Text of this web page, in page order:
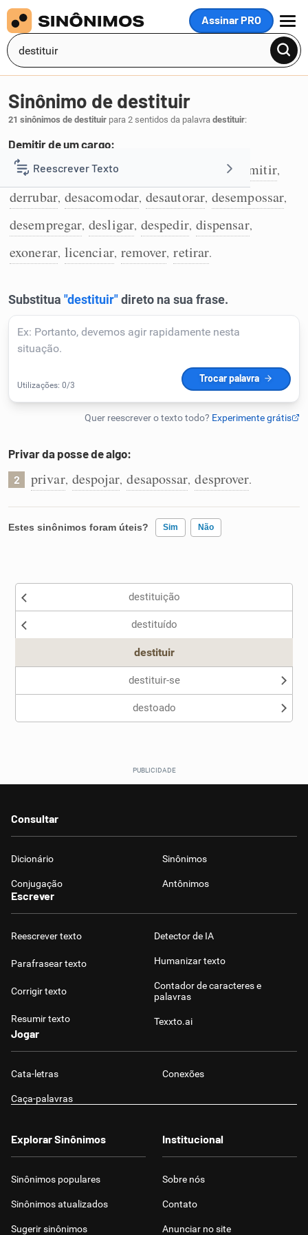
Assinar PRO
MENU
Reescrever Texto
Resumir Texto
Corrigir Texto
Humanizador de IA
Cata-letras
Caça-palavras
Sinônimo de destituir
21 sinônimos de destituir para 2 sentidos da palavra destituir:
Demitir de um cargo:
1 degradar,afastar prescindir, demitir,
derrubar, desacomodar, desautorar, desempossar,
desempregar, desligar, despedir, dispensar,
exonerar, licenciar, remover, retirar.
Privar da posse de algo:
2 privar, despojar, desapossar, desprover.
Estes sinônimos foram úteis? Sim Não
Nenhum dos sinônimos apresentados me ajudou
destituição
destituído
destituir
destituir-se
destoado
Consultar
Dicionário Sinônimos
Conjugação Antônimos
Escrever
Reescrever texto
Parafrasear texto
Corrigir texto
Resumir texto
Detector de IA
Humanizar texto
Contador de caracteres e
palavras
Texxto.ai
Jogar
Cata-letras Conexões
Caça-palavras
Explorar Sinônimos
Sinônimos populares
Sinônimos atualizados
Sugerir sinônimos
Institucional
Sobre nós
Contato
Anunciar no site